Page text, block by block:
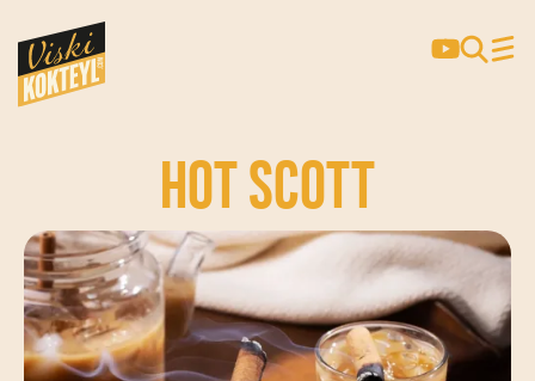
HOT SCOTT